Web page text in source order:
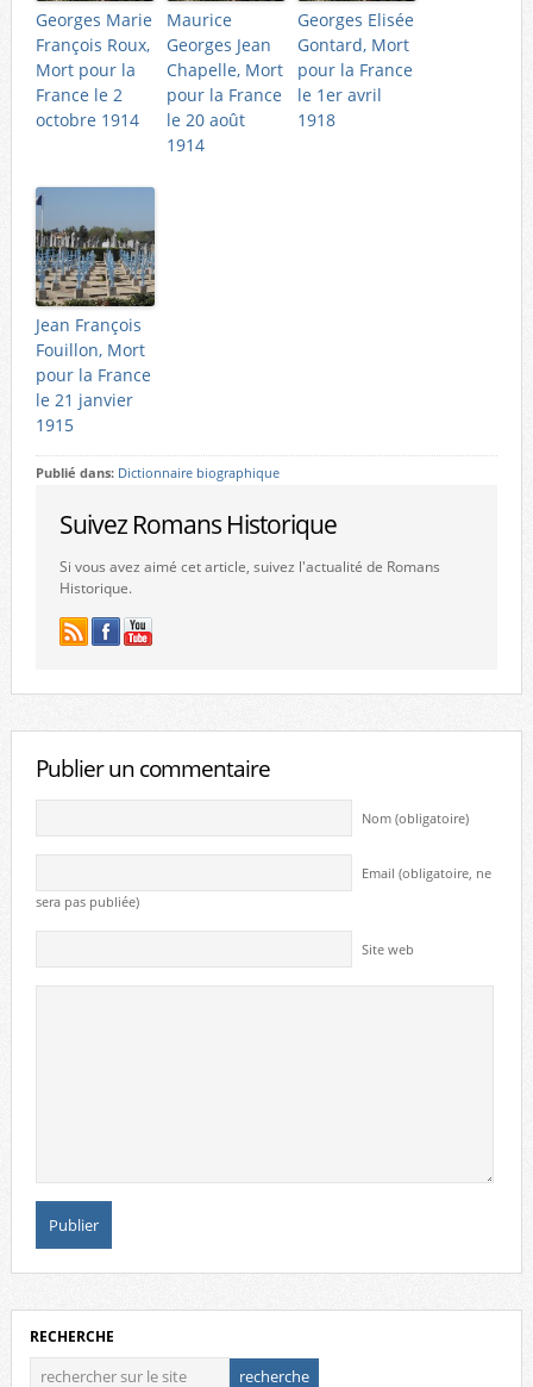
Georges Marie
François Roux,
Mort pour la
France le 2
octobre 1914
Maurice
Georges Jean
Chapelle, Mort
pour la France
le 20 août
1914
Georges Elisée
Gontard, Mort
pour la France
le 1er avril
1918
Jean François
Fouillon, Mort
pour la France
le 21 janvier
1915
Publié dans: Dictionnaire biographique
Suivez Romans Historique
Si vous avez aimé cet article, suivez l'actualité de Romans
Historique.
Publier un commentaire
Nom (obligatoire)
Email (obligatoire, ne
sera pas publiée)
Site web
RECHERCHE